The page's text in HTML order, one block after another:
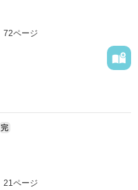
72ページ
完
21ページ